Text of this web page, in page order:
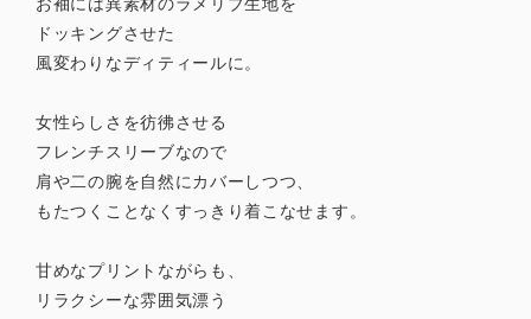
ドッキングさせた
風変わりなディティールに。
女性らしさを彷彿させる
フレンチスリーブなので
肩や二の腕を自然にカバーしつつ、
もたつくことなくすっきり着こなせます。
甘めなプリントながらも、
リラクシーな雰囲気漂う